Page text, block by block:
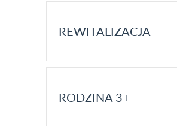
REWITALIZACJA
RODZINA 3+